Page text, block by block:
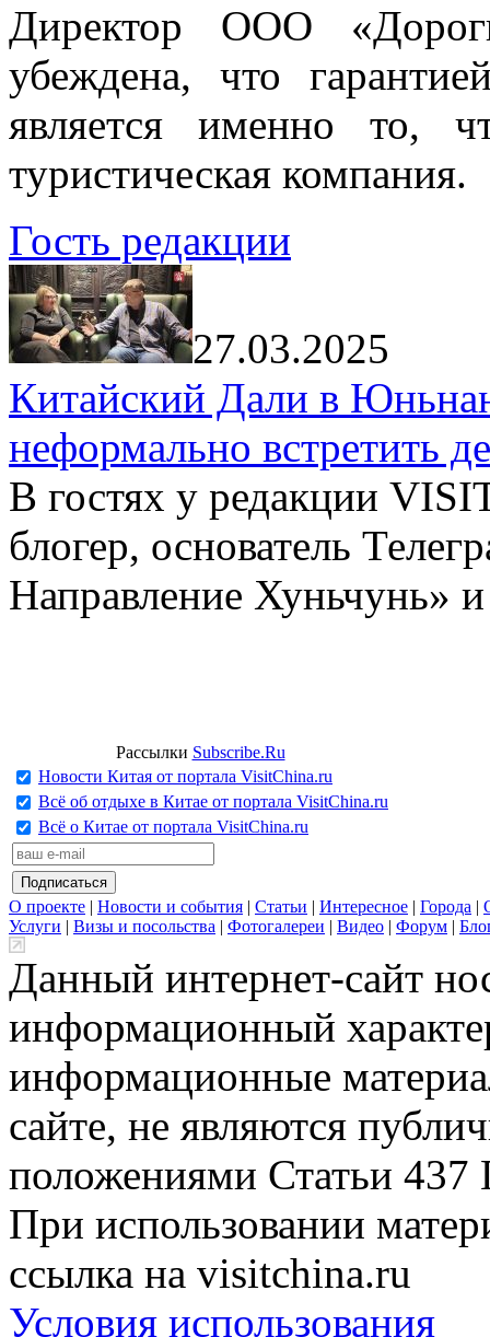
Директор ООО
убеждена, что
является именно то,
туристическая компания.
Гость редакции
27.03.2025
Китайский Дали в
неформально встретить
В гостях у редакции
блогер, основатель
Направление Хуньчунь»
Рассылки Subscribe.Ru
Новости Китая от портала VisitChina.ru
Всё об отдыхе в Китае от портала VisitChina.ru
Всё о Китае от портала VisitChina.ru
О проекте | Новости и события | Статьи | Интересное | Города |
Услуги | Визы и посольства | Фотогалереи | Видео | Форум |
Данный интернет-сайт
информационный
информационные
сайте, не являются
положениями Статьи 437
При использовании
ссылка на visitchina.ru
Условия использования